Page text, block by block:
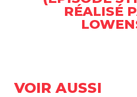
RÉALISÉ
VOIR AUSSI